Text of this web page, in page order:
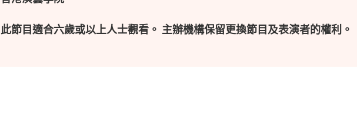
此節目適合六歲或以上人士觀看。 主辦機構保留更換節目及表演者的權利。